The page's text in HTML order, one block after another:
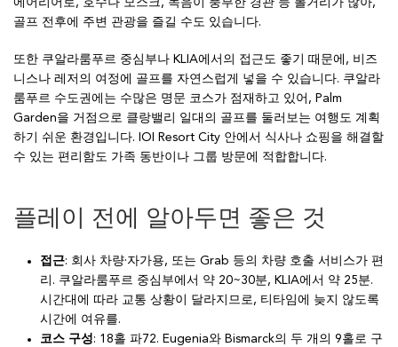
에어리어로, 호수나 모스크, 녹음이 풍부한 경관 등 볼거리가 많아,
골프 전후에 주변 관광을 즐길 수도 있습니다.
또한 쿠알라룸푸르 중심부나 KLIA에서의 접근도 좋기 때문에, 비즈
니스나 레저의 여정에 골프를 자연스럽게 넣을 수 있습니다. 쿠알라
룸푸르 수도권에는 수많은 명문 코스가 점재하고 있어, Palm
Garden을 거점으로 클랑밸리 일대의 골프를 둘러보는 여행도 계획
하기 쉬운 환경입니다. IOI Resort City 안에서 식사나 쇼핑을 해결할
수 있는 편리함도 가족 동반이나 그룹 방문에 적합합니다.
플레이 전에 알아두면 좋은 것
접근: 회사 차량·자가용, 또는 Grab 등의 차량 호출 서비스가 편
리. 쿠알라룸푸르 중심부에서 약 20~30분, KLIA에서 약 25분.
시간대에 따라 교통 상황이 달라지므로, 티타임에 늦지 않도록
시간에 여유를.
코스 구성: 18홀 파72. Eugenia와 Bismarck의 두 개의 9홀로 구